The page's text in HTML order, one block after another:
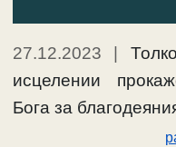
27.12.2023
исцелении
Бога за